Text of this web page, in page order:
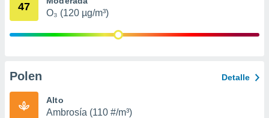
publicidad
47
O₃ (120 µg/m³)
Polen Detalle
Alto
Ambrosía (110 #/m³)